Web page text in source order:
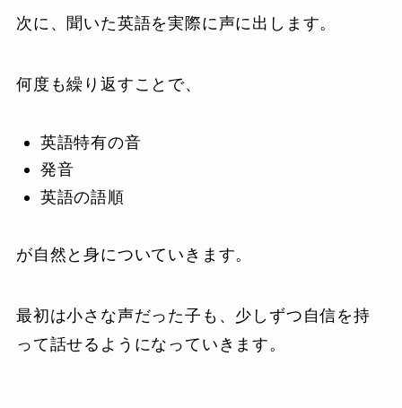
次に、聞いた英語を実際に声に出します。
何度も繰り返すことで、
英語特有の音
発音
英語の語順
が自然と身についていきます。
最初は小さな声だった子も、少しずつ自信を持
って話せるようになっていきます。